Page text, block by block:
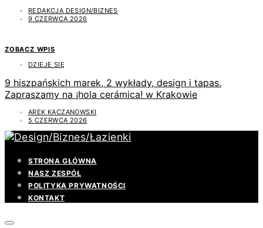
REDAKCJA DESIGN/BIZNES
9 CZERWCA 2026
ZOBACZ WPIS
DZIEJE SIĘ
9 hiszpańskich marek, 2 wykłady, design i tapas.
Zapraszamy na ¡hola cerámica! w Krakowie
AREK KACZANOWSKI
5 CZERWCA 2026
STRONA GŁÓWNA
NASZ ZESPÓŁ
POLITYKA PRYWATNOŚCI
KONTAKT